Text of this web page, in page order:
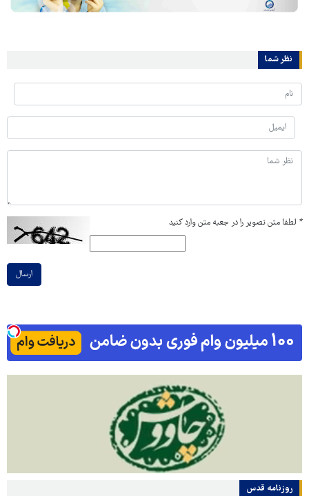
نظر شما
* لطفا متن تصویر را در جعبه متن وارد کنید
ارسال
روزنامه قدس